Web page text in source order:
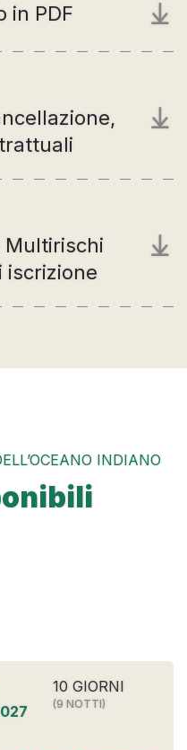
in PDF
Multirischi
iscrizione
INDIANO
10 GIORNI
(9 NOTTI)